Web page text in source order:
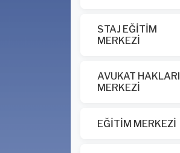
STAJ EĞİTİM
MERKEZİ
AVUKAT HAKLARI
MERKEZİ
EĞİTİM MERKEZİ